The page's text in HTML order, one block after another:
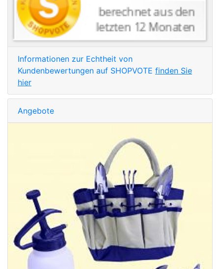
Informationen zur Echtheit von
Kundenbewertungen auf SHOPVOTE finden Sie
hier
Angebote